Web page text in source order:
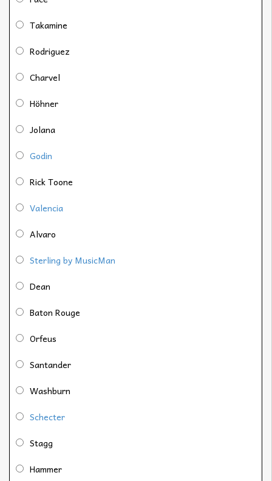
Takamine
Rodriguez
Charvel
Höhner
Jolana
Godin
Rick Toone
Valencia
Alvaro
Sterling by MusicMan
Dean
Baton Rouge
Orfeus
Santander
Washburn
Schecter
Stagg
Hammer